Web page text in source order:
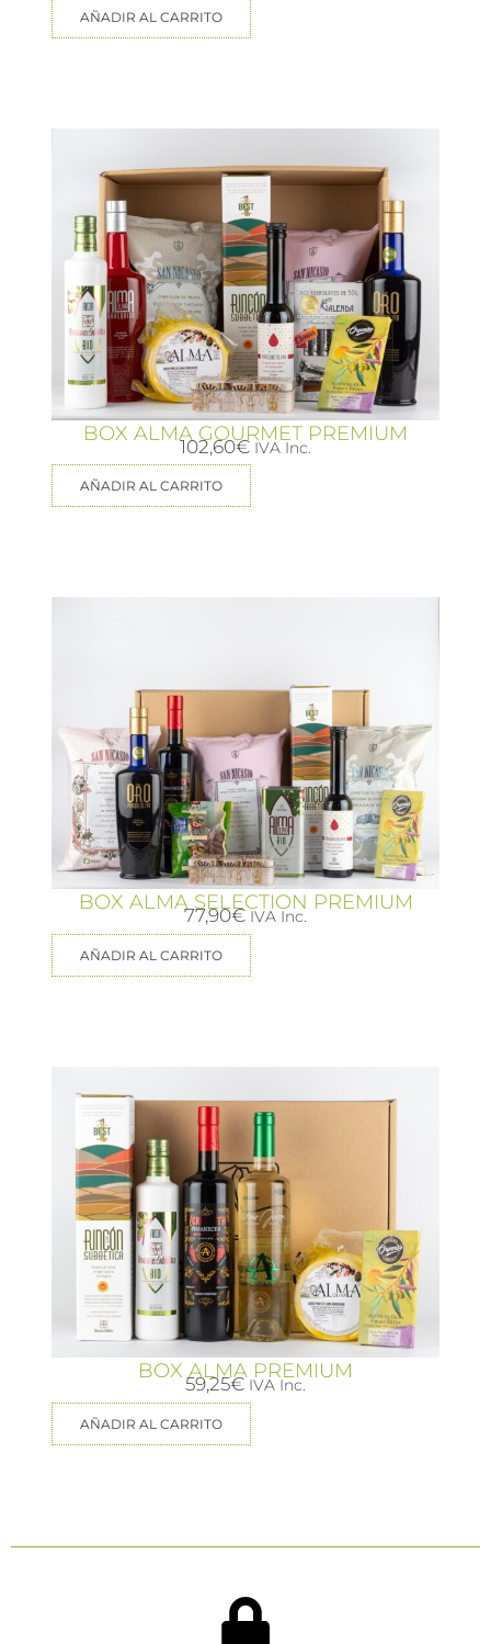
AÑADIR AL CARRITO
BOX ALMA GOURMET PREMIUM
102,60€ IVA Inc.
AÑADIR AL CARRITO
BOX ALMA SELECTION PREMIUM
77,90€ IVA Inc.
AÑADIR AL CARRITO
BOX ALMA PREMIUM
59,25€ IVA Inc.
AÑADIR AL CARRITO